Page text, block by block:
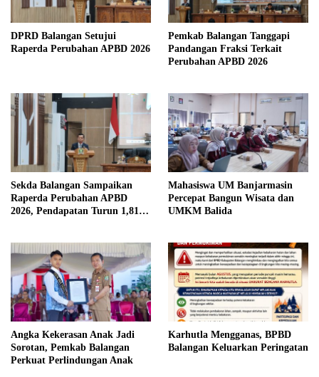
DPRD Balangan Setujui
Raperda Perubahan APBD 2026
Pemkab Balangan Tanggapi
Pandangan Fraksi Terkait
Perubahan APBD 2026
Sekda Balangan Sampaikan
Raperda Perubahan APBD
2026, Pendapatan Turun 1,81
Mahasiswa UM Banjarmasin
Percepat Bangun Wisata dan
UMKM Balida
Angka Kekerasan Anak Jadi
Sorotan, Pemkab Balangan
Perkuat Perlindungan Anak
Karhutla Mengganas, BPBD
Balangan Keluarkan Peringatan